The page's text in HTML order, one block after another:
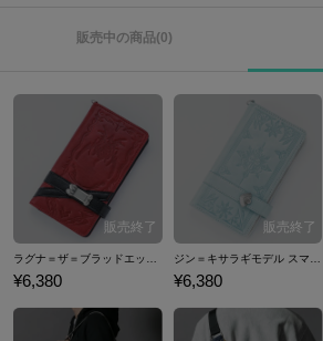
販売中の商品(0)
¥6,380 ¥6,380